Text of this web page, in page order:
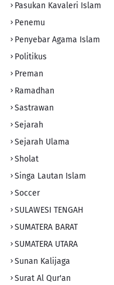
Pasukan Kavaleri Islam
Penemu
Penyebar Agama Islam
Politikus
Preman
Ramadhan
Sastrawan
Sejarah
Sejarah Ulama
Sholat
Singa Lautan Islam
Soccer
SULAWESI TENGAH
SUMATERA BARAT
SUMATERA UTARA
Sunan Kalijaga
Surat Al Qur'an